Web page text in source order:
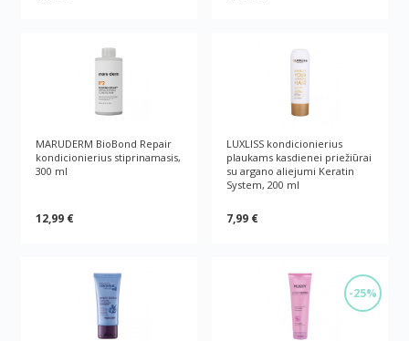
MARUDERM BioBond Repair
kondicionierius stiprinamasis,
300 ml
12,99 €
LUXLISS kondicionierius
plaukams kasdienei priežiūrai
su argano aliejumi Keratin
System, 200 ml
7,99 €
-25%